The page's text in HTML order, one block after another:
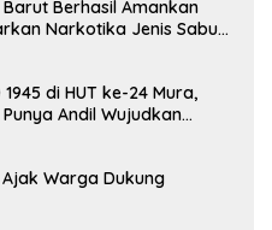
Berhasil Amankan
Narkotika Jenis Sabu
di HUT ke-24 Mura,
Wujudkan
Ajak Warga Dukung